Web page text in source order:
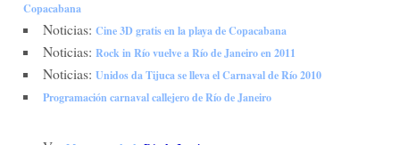
Copacabana
Noticias: Cine 3D gratis en la playa de Copacabana
Noticias: Rock in Río vuelve a Río de Janeiro en 2011
Noticias: Unidos da Tijuca se lleva el Carnaval de Río 2010
Programación carnaval callejero de Río de Janeiro